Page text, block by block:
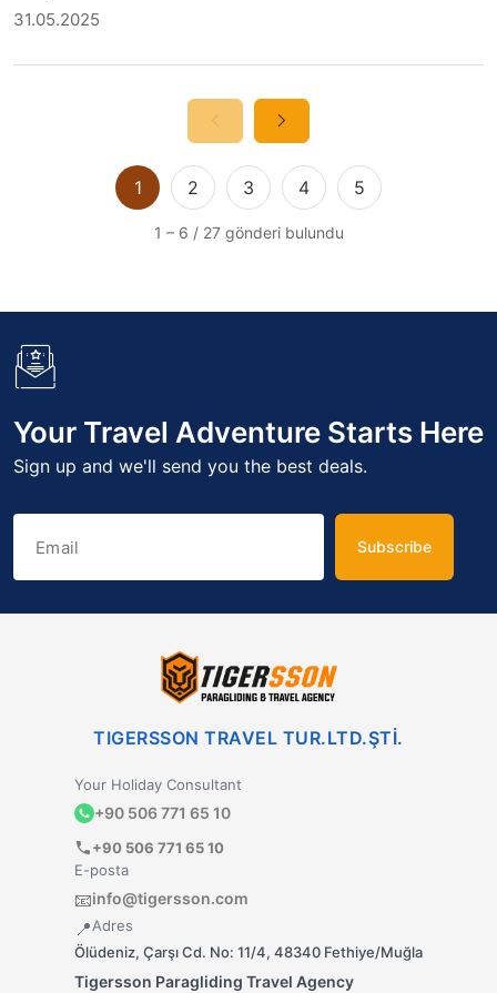
31.05.2025
1 2 3 4 5
1 – 6 / 27gönderi bulundu
Your Travel Adventure Starts Here
Sign up and we'll send you the best deals.
Subscribe
TIGERSSON TRAVEL TUR.LTD.ŞTİ.
Your Holiday Consultant
+90 506 771 65 10
+90 506 771 65 10
E-posta
📧info@tigersson.com
📍Adres
Ölüdeniz, Çarşı Cd. No: 11/4, 48340 Fethiye/Muğla
Tigersson Paragliding Travel Agency